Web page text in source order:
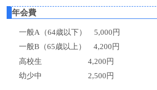
年会費
一般A（64歳以下） 5,000円
一般B（65歳以上） 4,200円
高校生 4,200円
幼少中 2,500円